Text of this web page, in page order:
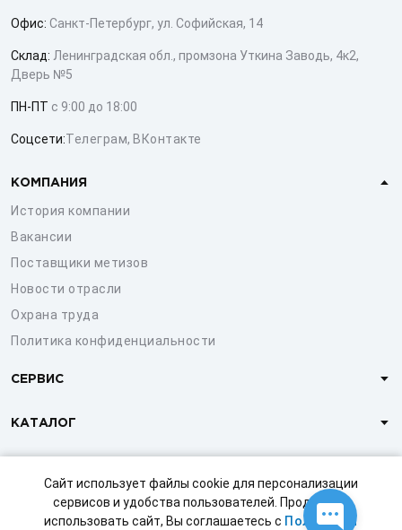
Сайт использует файлы cookie для персонализации
сервисов и удобства пользователей. Продолжая
использовать сайт, Вы соглашаетесь с Политикой
Офис: Санкт-Петербург, ул. Софийская, 14
Склад: Ленинградская обл., промзона Уткина Заводь, 4к2,
Дверь №5
ПН-ПТ с 9:00 до 18:00
Соцсети:Телеграм, ВКонтакте
КОМПАНИЯ
История компании
Вакансии
Поставщики метизов
Новости отрасли
Охрана труда
Политика конфиденциальности
СЕРВИС
КАТАЛОГ